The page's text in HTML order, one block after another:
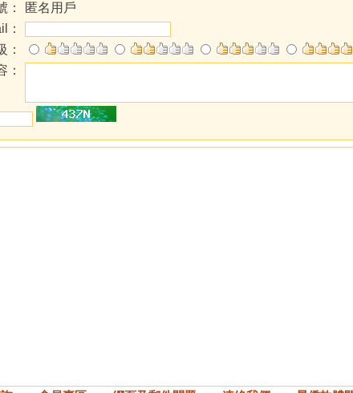
：
匿名用戶
：
：
：